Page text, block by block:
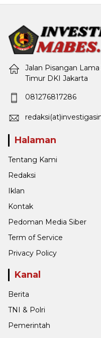
Jalan Pisangan
Timur DKI Jakarta
081276817286
Halaman
Tentang Kami
Redaksi
Iklan
Kontak
Pedoman Media Siber
Term of Service
Privacy Policy
Kanal
Berita
TNI & Polri
Pemerintah